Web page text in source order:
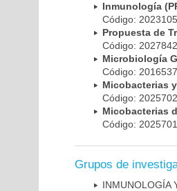
Inmunología
Código:
Propuesta de
Código:
Microbiología
Código:
Micobacterias
Código:
Micobacterias
Código:
Grupos de
INMUNOLOGÍA